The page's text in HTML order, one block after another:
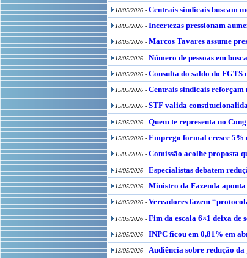
18/05/2026 - Centrais sindicais buscam
18/05/2026 - Incertezas pressionam
18/05/2026 - Marcos Tavares assume
18/05/2026 - Número de pessoas em
18/05/2026 - Consulta do saldo do FGTS
15/05/2026 - Centrais sindicais reforçam
15/05/2026 - STF valida
15/05/2026 - Quem te representa no
15/05/2026 - Emprego formal cresce 5%
15/05/2026 - Comissão acolhe proposta
14/05/2026 - Especialistas debatem
14/05/2026 - Ministro da Fazenda
14/05/2026 - Vereadores fazem
14/05/2026 - Fim da escala 6×1 deixa
13/05/2026 - INPC ficou em 0,81% em
13/05/2026 - Audiência sobre redução